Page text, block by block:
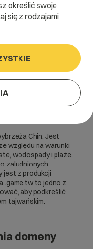
Chin. Jest
względu na warunki
wodospady i plaże.
zaludnionych
jest z produkcji
.game.tw to jedno z
aby podkreślić
tajwańskim.
domeny
określić swoje
się z rodzajami